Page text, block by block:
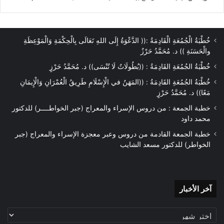
نسخ الرابط
خُطْبَةُ الْجُمُعَةِ الْقَادِمَةُ :(( الدَّعْوَةُ إِلَى اللهِ تَعَالَى بِالْحِكْمَةِ وَالْمَوْعِظَةِ
والْحَسَنَةِ )) د. مُحَمَّدُ حَرْزٌ
خُطْبَةُ الجُمُعَةِ القَادِمَةُ : ((بُطُولَاتٌ لَا تُنْسَى)) د. مُحَمَّدُ حَرْزٍ
خُطْبَةُ الجُمُعَةِ القَادِمَةُ : ((المَهَنُ في الْإِسْلَامِ طَرِيقُ الْعُمْرَانِ وَالْإِيمَانِ
مَعًا)) د. مُحَمَّدُ حَرْزٍ
خطبة الجمعة : من دروس الإسراء والمعراج (جبر الخواطــــر) للدكتور
محمد داود
خطبة الجمعة القادمة من دروس وعبر معجزة الإسراء والمعراج (جبر
الخواطر) للدكتور مسعد الشايب
آخر الأخبار